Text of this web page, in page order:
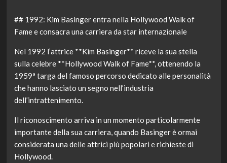
## 1992: Kim Basinger entra nella Hollywood Walk of
Fame e consacra una carriera da star internazionale
Nel 1992 l’attrice **Kim Basinger** riceve la sua stella
sulla celebre **Hollywood Walk of Fame**, ottenendo la
1959ª targa del famoso percorso dedicato alle personalità
che hanno lasciato un segno nell’industria
dell’intrattenimento.
Il riconoscimento arriva in un momento particolarmente
importante della sua carriera, quando Basinger è ormai
considerata una delle attrici più popolari e richieste di
Hollywood.